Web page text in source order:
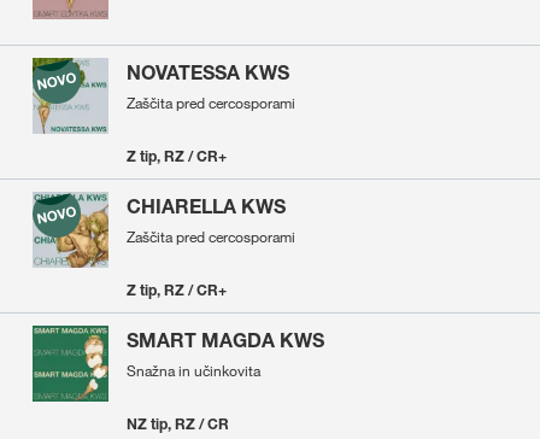
NOVATESSA KWS
Zaščita pred cercosporami
Z tip, RZ / CR+
CHIARELLA KWS
Zaščita pred cercosporami
Z tip, RZ / CR+
SMART MAGDA KWS
Snažna in učinkovita
NZ tip, RZ / CR